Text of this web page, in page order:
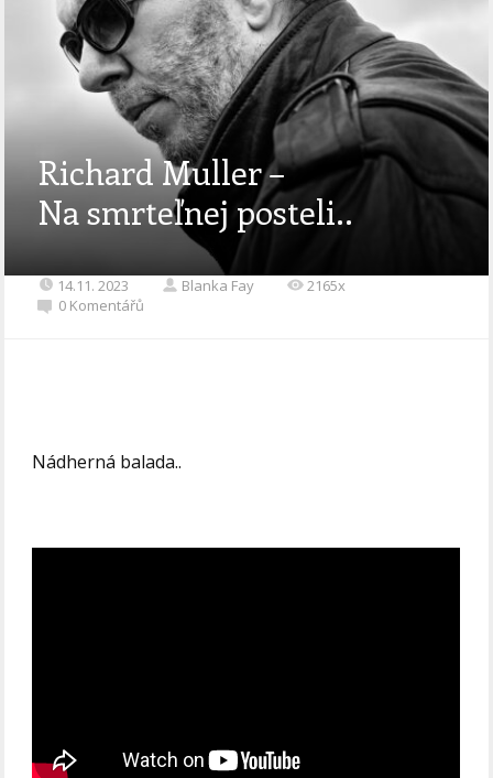
Richard Muller –
Na smrteľnej posteli..
14.11. 2023 Blanka Fay
2165x
0 Komentářů
Nádherná balada..